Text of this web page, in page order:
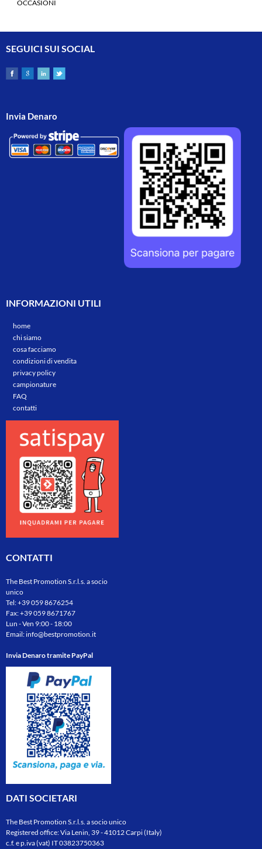
OCCASIONI
SEGUICI SUI SOCIAL
Invia Denaro
INFORMAZIONI UTILI
home
chi siamo
cosa facciamo
condizioni di vendita
privacy policy
campionature
FAQ
contatti
CONTATTI
The Best Promotion S.r.l.s. a socio
unico
Tel:+39 059 8676254
Fax: +39 059 8671767
Lun - Ven 9:00 - 18:00
Email:info@bestpromotion.it
Invia Denaro tramite PayPal
DATI SOCIETARI
The Best Promotion S.r.l.s. a socio unico
Registered office: Via Lenin, 39 - 41012 Carpi (Italy)
c.f. e p.iva (vat) IT 03823750363